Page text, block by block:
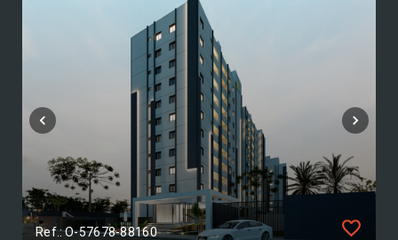
Ref.: O-57678-88160